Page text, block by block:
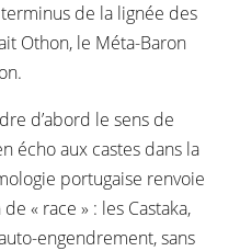
de la lignée des
Othon, le Méta-Baron
d’abord le sens de
écho aux castes dans la
portugaise renvoie
« race » : les Castaka,
engendrement, sans